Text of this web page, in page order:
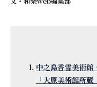
中之島香雪美術館
「大原美術館所